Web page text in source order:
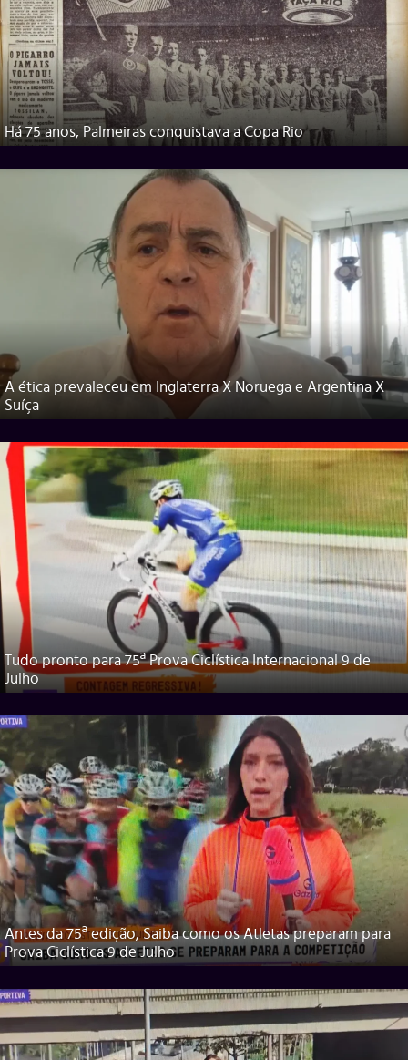
Há 75 anos, Palmeiras conquistava a Copa Rio
A ética prevaleceu em Inglaterra X Noruega e Argentina X
Suíça
Tudo pronto para 75ª Prova Ciclística Internacional 9 de
Julho
Antes da 75ª edição, Saiba como os Atletas preparam para
Prova Ciclística 9 de Julho